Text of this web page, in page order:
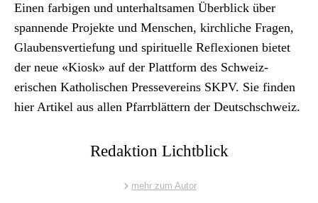
ePaper
aktuelle Ausgabe
Suchen
Einen far­bigen und unter­halt­samen Überblick über
span­nende Pro­jek­te und Men­schen, kirch­liche Fra­gen,
Glaubensver­tiefung und spir­ituelle Reflex­io­nen bietet
der neue «Kiosk» auf der Plat­tform des Schweiz­
erischen Katholis­chen Pres­sev­ere­ins SKPV. Sie find­en
hier Artikel aus allen Pfar­rblät­tern der Deutschschweiz.
Redaktion Lichtblick
mehr zum Autor